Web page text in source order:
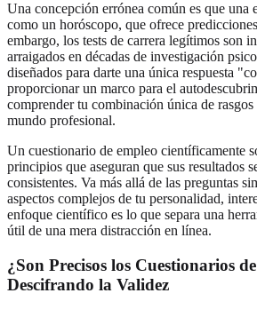
Una concepción errónea común es que una
como un horóscopo, que ofrece
embargo, los tests de carrera legítimos son
arraigados en décadas de investigación
diseñados para darte una única respuesta
proporcionar un marco para el
comprender tu combinación única de
mundo profesional.
Un cuestionario de empleo científicamente
principios que aseguran que sus resultados
consistentes. Va más allá de las preguntas
aspectos complejos de tu personalidad,
enfoque científico es lo que separa una
útil de una mera distracción en línea.
¿Son Precisos los Cuestionarios
Descifrando la Validez